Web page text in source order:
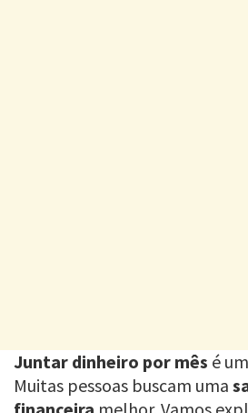
Juntar dinheiro por mês é
Muitas pessoas buscam uma